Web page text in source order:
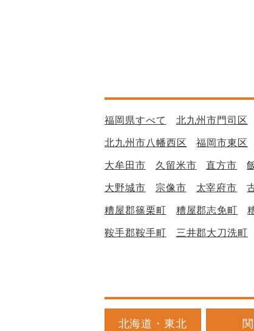
福岡県すべて 北九州市門司区
北九州市八幡西区 福岡市東区
大牟田市 久留米市 直方市
大野城市 宗像市 太宰府市
糟屋郡篠栗町 糟屋郡志免町
鞍手郡鞍手町 三井郡大刀洗町
北海道・東北